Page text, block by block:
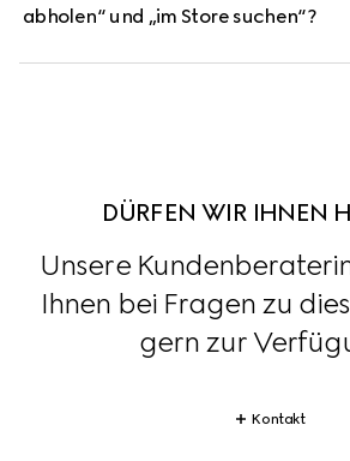
abholen“ und „im Store suchen“?
DÜRFEN WIR IHNEN
Unsere
Ihnen bei Fragen zu
gern zur
Kontakt